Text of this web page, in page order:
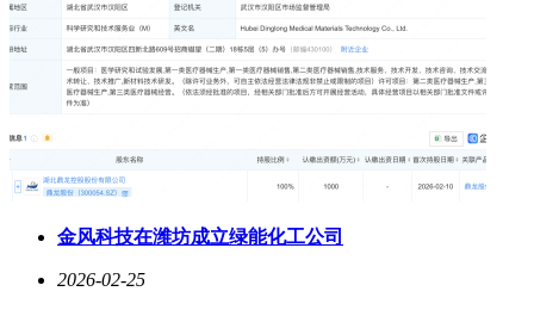
金风科技在潍坊成立绿能化工公司
2026-02-25